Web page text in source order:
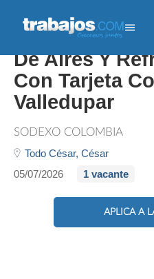
Tecnico De
De Aires Y
Con Tarjeta
Valledupar
SODEXO COLOMBIA
Todo César, César
05/07/2026
1 vacante
APLICA A